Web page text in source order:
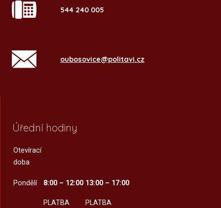
544 240 005
oubosovice@politavi.cz
Úřední hodiny
Otevírací
doba
Pondělí 8:00 – 12:00
PLATBA
13:00 – 17:00
PLATBA